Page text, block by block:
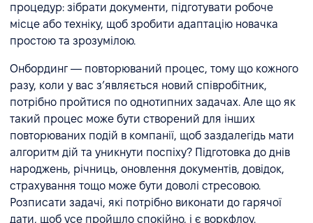
процедур: зібрати документи, підготувати робоче
місце або техніку, щоб зробити адаптацію новачка
простою та зрозумілою.
Онбординг — повторюваний процес, тому що кожного
разу, коли у вас зʼявляється новий співробітник,
потрібно пройтися по однотипних задачах. Але що як
такий процес може бути створений для інших
повторюваних подій в компанії, щоб заздалегідь мати
алгоритм дій та уникнути поспіху? Підготовка до днів
народжень, річниць, оновлення документів, довідок,
страхування тощо може бути доволі стресовою.
Розписати задачі, які потрібно виконати до гарячої
дати, щоб усе пройшло спокійно, і є воркфлоу.